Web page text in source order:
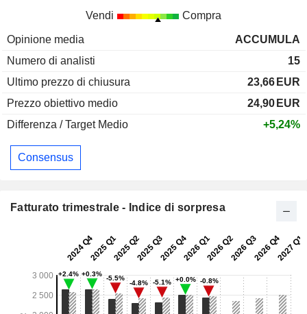
Vendi Compra
Opinione media
ACCUMULA
Numero di analisti
15
Ultimo prezzo di chiusura
23,66 EUR
Prezzo obiettivo medio
24,90 EUR
Differenza / Target Medio
+5,24%
Consensus
Fatturato trimestrale - Indice di sorpresa